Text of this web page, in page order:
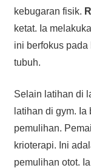
kebugaran fisik.
ketat. Ia
ini berfokus
tubuh.
Selain latihan di
latihan di gym.
pemulihan.
krioterapi. Ini
pemulihan otot.